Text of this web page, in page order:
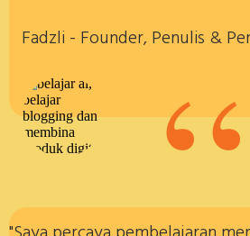
Fadzli - Founder, Penulis &
“